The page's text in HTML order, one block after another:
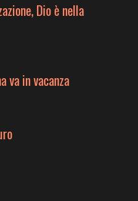
Dio è nella
va in vacanza